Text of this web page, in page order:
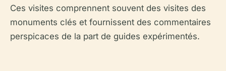
Ces visites comprennent souvent des visites des
monuments clés et fournissent des commentaires
perspicaces de la part de guides expérimentés.